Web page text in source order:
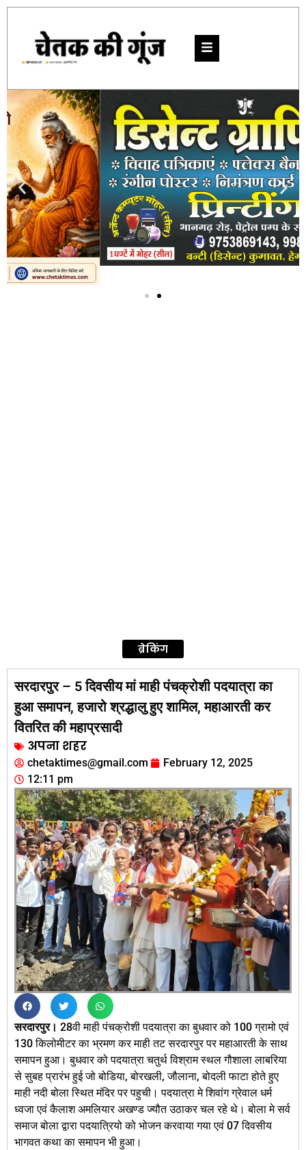
ब्रेकिंग
सरदारपुर – 5 दिवसीय मां माही पंचक्रोशी पदयात्रा का
हुआ समापन, हजारो श्रद्धालु हुए शामिल, महाआरती कर
वितरित की महाप्रसादी
अपना शहर
chetaktimes@gmail.com
February 12, 2025
12:11 pm
सरदारपुर। 28वी माही पंचक्रोशी पदयात्रा का बुधवार को 100 ग्रामो एवं
130 किलोमीटर का भ्रमण कर माही तट सरदारपुर पर महाआरती के साथ
समापन हुआ। बुधवार को पदयात्रा चतुर्थ विश्राम स्थल गौशाला लाबरिया
से सुबह प्रारंभ हुई जो बोडिया, बोरखली, जौलाना, बोदली फाटा होते हुए
माही नदी बोला स्थित मंदिर पर पहुची। पदयात्रा मे शिवांग ग्रेवाल धर्म
ध्वजा एवं कैलाश अमलियार अखण्ड ज्यौत उठाकर चल रहे थे। बोला मे सर्व
समाज बोला द्वारा पदयात्रियो को भोजन करवाया गया एवं 07 दिवसीय
भागवत कथा का समापन भी हुआ।